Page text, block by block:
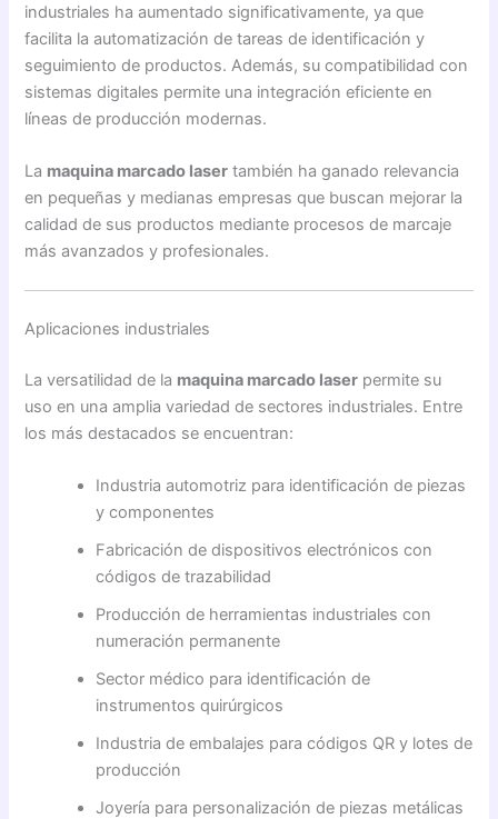
industriales ha aumentado significativamente, ya que
facilita la automatización de tareas de identificación y
seguimiento de productos. Además, su compatibilidad con
sistemas digitales permite una integración eficiente en
líneas de producción modernas.
La maquina marcado laser también ha ganado relevancia
en pequeñas y medianas empresas que buscan mejorar la
calidad de sus productos mediante procesos de marcaje
más avanzados y profesionales.
Aplicaciones industriales
La versatilidad de la maquina marcado laser permite su
uso en una amplia variedad de sectores industriales. Entre
los más destacados se encuentran:
Industria automotriz para identificación de piezas
y componentes
Fabricación de dispositivos electrónicos con
códigos de trazabilidad
Producción de herramientas industriales con
numeración permanente
Sector médico para identificación de
instrumentos quirúrgicos
Industria de embalajes para códigos QR y lotes de
producción
Joyería para personalización de piezas metálicas